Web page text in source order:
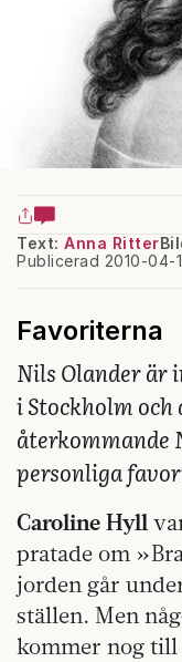
Text: Anna Ritter
Publicerad 2010-04-
Favoriterna
Nils Olander är
i Stockholm
återkommande
personliga
Caroline Hyll
pratade om
jorden går
ställen. Men
kommer nog